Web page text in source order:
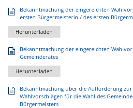
Bekanntmachung der eingereichten
ersten Bürgermeisterin / des ersten
Herunterladen
Bekanntmachung der eingereichten
Gemeinderates
Herunterladen
Bekanntmachung über die Aufforderung
Wahlvorschlägen für die Wahl des
Bürgermeisters